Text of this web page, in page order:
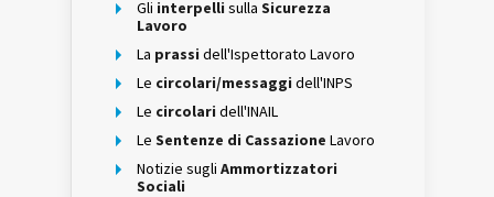
Gli interpelli sulla Sicurezza
Lavoro
La prassi dell'Ispettorato Lavoro
Le circolari/messaggi dell'INPS
Le circolari dell'INAIL
Le Sentenze di Cassazione Lavoro
Notizie sugli Ammortizzatori
Sociali